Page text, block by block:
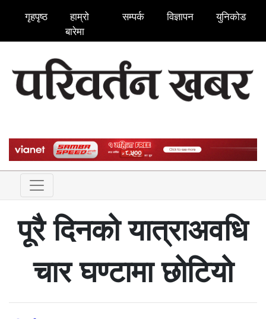
गृहपृष्ठ
हाम्रो
बारेमा
सम्पर्क विज्ञापन युनिकोड
पूरै दिनको यात्राअवधि
चार घण्टामा छोटियो